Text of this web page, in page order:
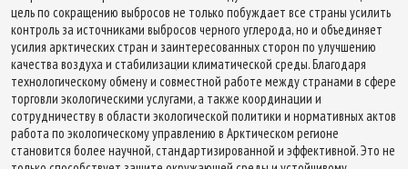
цель по сокращению выбросов не только побуждает все страны усилить
контроль за источниками выбросов черного углерода, но и объединяет
усилия арктических стран и заинтересованных сторон по улучшению
качества воздуха и стабилизации климатической среды. Благодаря
технологическому обмену и совместной работе между странами в сфере
торговли экологическими услугами, а также координации и
сотрудничеству в области экологической политики и нормативных актов
работа по экологическому управлению в Арктическом регионе
становится более научной, стандартизированной и эффективной. Это не